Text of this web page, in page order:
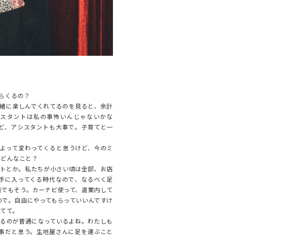
くるの？
に楽しんでくれてるのを見ると、余計
タントは私の事怖いんじゃないかな
、アシスタントも大事で。子育てと一
て変わってくると思うけど、今のミ
んなこと？
とか。私たちが小さい頃は全部、お店
に入ってくる時代なので、なるべく足
もそう。カーナビ使って、道案内して
。自由にやってもらっていいんですけ
て。
のが普通になっているよね。わたしも
だと思う。生地屋さんに足を運ぶこと